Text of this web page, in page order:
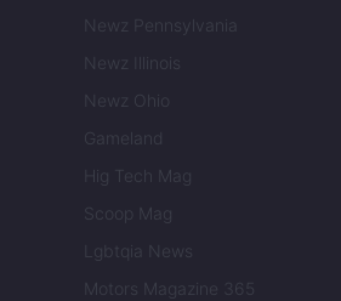
Newz Pennsylvania
Newz Illinois
Newz Ohio
Gameland
Hig Tech Mag
Scoop Mag
Lgbtqia News
Motors Magazine 365